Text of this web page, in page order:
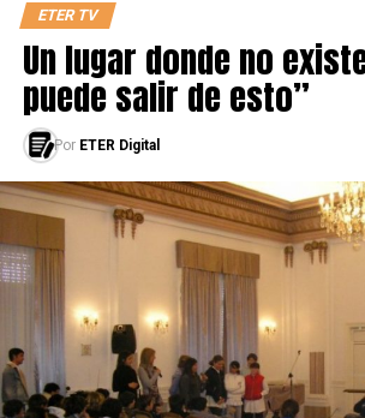
ETER TV
Un lugar donde no
puede salir de esto”
Por ETER Digital